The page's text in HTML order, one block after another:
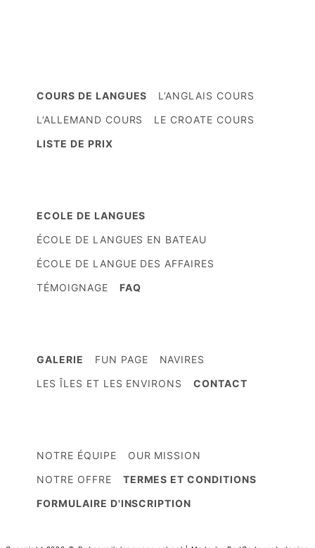
COURS DE LANGUES
L’ANGLAIS COURS
L’ALLEMAND COURS
LE CROATE COURS
LISTE DE PRIX
ECOLE DE LANGUES
ÉCOLE DE LANGUES EN BATEAU
ÉCOLE DE LANGUE DES AFFAIRES
TÉMOIGNAGE
FAQ
GALERIE FUN PAGE
NAVIRES
LES ÎLES ET LES ENVIRONS
CONTACT
NOTRE ÉQUIPE
OUR MISSION
NOTRE OFFRE
TERMES ET CONDITIONS
FORMULAIRE D'INSCRIPTION